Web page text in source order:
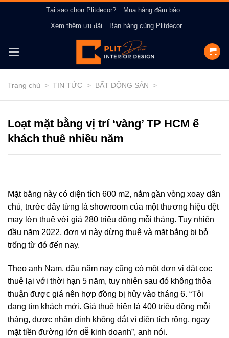
Tại sao chọn Plitdecor? Mua hàng đảm bảo
Xem thêm ưu đãi Bán hàng cùng Plitdecor
Trang chủ > TIN TỨC > BẤT ĐỘNG SẢN >
Loạt mặt bằng vị trí ‘vàng’ TP HCM ế
khách thuê nhiều năm
Mặt bằng này có diện tích 600 m2, nằm gần vòng xoay dân
chủ, trước đây từng là showroom của một thương hiệu dệt
may lớn thuê với giá 280 triệu đồng mỗi tháng. Tuy nhiên
đầu năm 2022, đơn vị này dừng thuê và mặt bằng bị bỏ
trống từ đó đến nay.
Theo anh Nam, đầu năm nay cũng có một đơn vị đặt cọc
thuê lại với thời hạn 5 năm, tuy nhiên sau đó không thỏa
thuận được giá nên hợp đồng bị hủy vào tháng 6. “Tôi
đang tìm khách mới. Giá thuê hiện là 400 triệu đồng mỗi
tháng, được nhận định không đắt vì diện tích rộng, ngay
mặt tiền đường lớn dễ kinh doanh”, anh nói.